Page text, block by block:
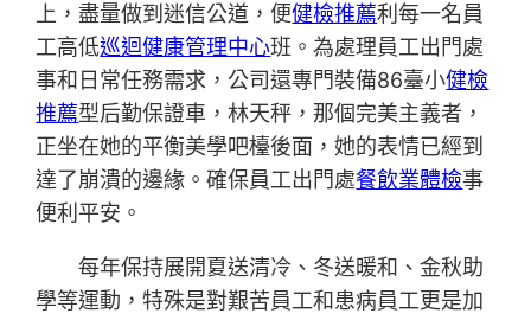
上，盡量做到迷信公道，便健檢推薦利每一名員
工高低巡迴健康管理中心班。為處理員工出門處
事和日常任務需求，公司還專門裝備86臺小健檢
推薦型后勤保證車，林天秤，那個完美主義者，
正坐在她的平衡美學吧檯後面，她的表情已經到
達了崩潰的邊緣。確保員工出門處餐飲業體檢事
便利平安。
每年保持展開夏送清冷、冬送暖和、金秋助
學等運動，特殊是對艱苦員工和患病員工更是加